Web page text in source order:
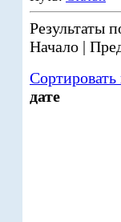
Результаты
Начало |
дате